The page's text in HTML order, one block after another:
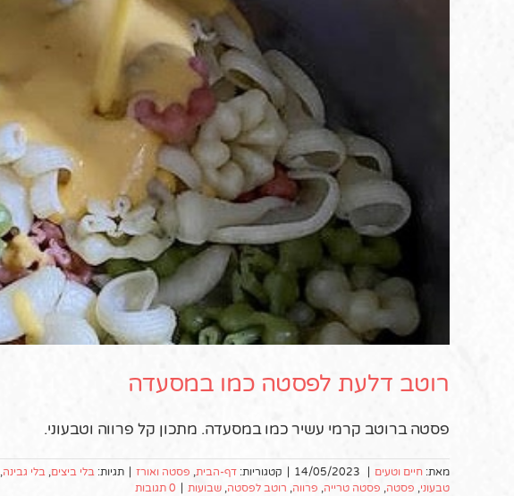
רוטב דלעת לפסטה כמו במסעדה
פסטה ברוטב קרמי עשיר כמו במסעדה. מתכון קל פרווה וטבעוני.
מאת: חיים וטעים 14/05/2023 קטגוריות: דף-הבית, פסטה ואורז תגיות: בלי ביצים, בלי גבינה,
טבעוני, פסטה, פסטה טרייה, פרווה, רוטב לפסטה, שבועות 0 תגובות